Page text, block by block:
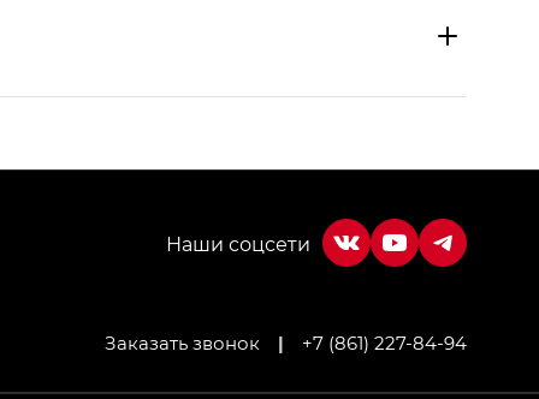
Заказать звонок | +7 (861) 227-84-94